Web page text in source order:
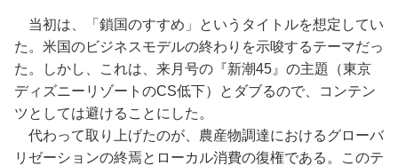
当初は、「鎖国のすすめ」というタイトルを想定してい
た。米国のビジネスモデルの終わりを示唆するテーマだっ
た。しかし、これは、来月号の『新潮45』の主題（東京
ディズニーリゾートのCS低下）とダブるので、コンテン
ツとしては避けることにした。
代わって取り上げたのが、農産物調達におけるグローバ
リゼーションの終焉とローカル消費の復権である。このテ